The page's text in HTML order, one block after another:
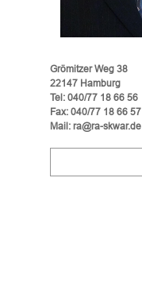
Grömitzer Weg 38
22147 Hamburg
Tel: 040/77 18 66 56
Fax: 040/77 18 66 57
Mail: ra@ra-skwar.de